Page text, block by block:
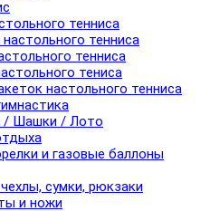
тенниса
тенниса
тенниса
тениса
настольного тенниса
Шашки / Лото
и газовые баллоны
сумки, рюкзаки
и ножи